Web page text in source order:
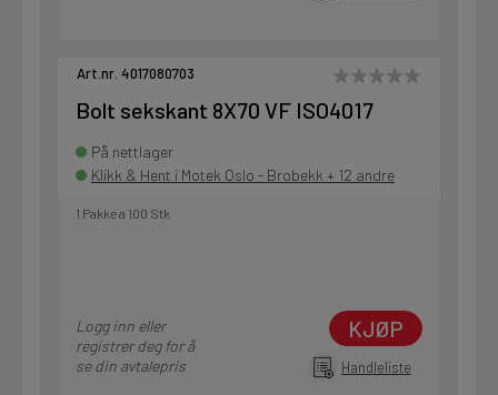
Art.nr. 4017080703
Bolt sekskant 8X70 VF ISO4017
På nettlager
Klikk & Hent i Motek Oslo - Brobekk + 12 andre
1 Pakke a 100 Stk
Logg inn eller
registrer deg for å
se din avtalepris
KJØP
Handleliste